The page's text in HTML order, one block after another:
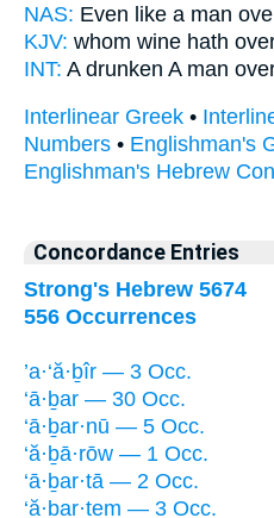
NAS: Even like a man
KJV: whom wine hath
INT: A drunken A man
Interlinear Greek •
Numbers • Englishman's
Englishman's Hebrew
Concordance Entries
Strong's Hebrew 5674
556 Occurrences
’a·‘ă·ḇîr — 3 Occ.
‘ā·ḇar — 30 Occ.
‘ā·ḇar·nū — 5 Occ.
‘ă·ḇā·rōw — 1 Occ.
‘ā·ḇar·tā — 2 Occ.
‘ă·ḇar·tem — 3 Occ.